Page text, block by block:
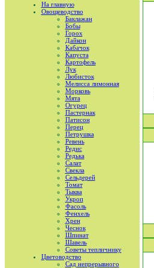
На главную
Овощеводство
Баклажан
Бобы
Горох
Дайкон
Кабачок
Капуста
Картофель
Лук
Любисток
Мелисса лимонная
Морковь
Мята
Огурец
Пастернак
Патисон
Перец
Петрушка
Ревень
Редис
Редька
Салат
Свекла
Сельдерей
Томат
Тыква
Укроп
Фасоль
Фенхель
Хрен
Чеснок
Шпинат
Шавель
Советы тепличнику
Цветоводство
Сад непрерывного